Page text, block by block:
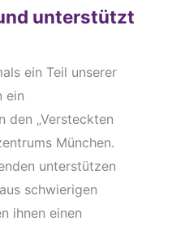
unterstützt
ein Teil unserer
ein
den „Versteckten
München.
unterstützen
schwierigen
ihnen einen